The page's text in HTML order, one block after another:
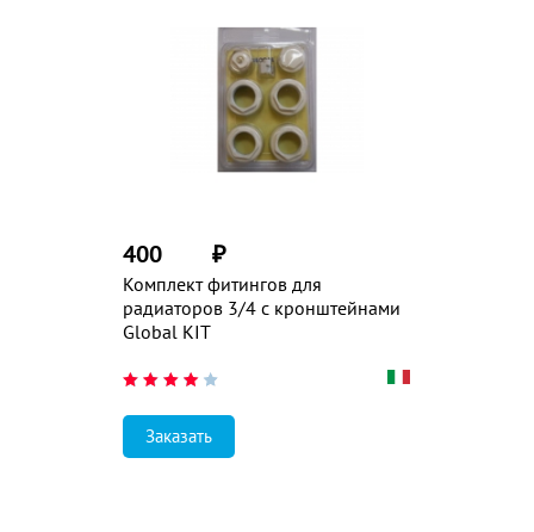
Комплект фитингов для
радиаторов 3/4 с кронштейнами
Global KIT
400 ₽
Заказать